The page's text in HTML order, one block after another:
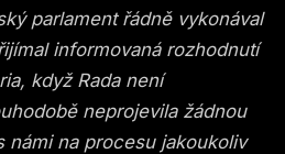
parlament řádně vykonával
informovaná rozhodnutí
když Rada není
neprojevila žádnou
námi na procesu jakoukoliv